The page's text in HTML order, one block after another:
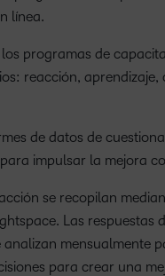
línea.
los programas de
reacción, aprendizaje,
de datos de
impulsar la mejora
se recopilan
Las respuestas
analizan mensualmente
para crear una